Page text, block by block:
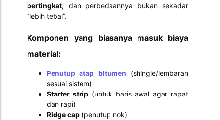
bertingkat, dan perbedaannya bukan sekadar
“lebih tebal”.
Komponen yang biasanya masuk biaya
material:
Penutup atap bitumen (shingle/lembaran
sesuai sistem)
Starter strip(untuk baris awal agar rapat
dan rapi)
Ridge cap (penutup nok)